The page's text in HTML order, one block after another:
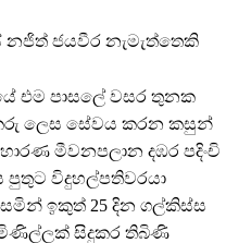
නජිත් ජයවීර නැමැත්තෙකි
එම පාසලේ වසර තුනක
ලෙස සේවය කරන කසුන්
මීවනපලාන දඹර පදිංචි
විදුහල්පතිවරයා
ඉකුත් 25 දින ගල්කිස්ස
සිදුකර තිබිණි